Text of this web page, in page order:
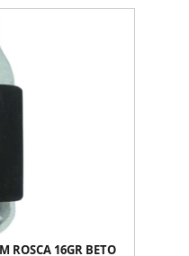
ROSCA 16GR BETO